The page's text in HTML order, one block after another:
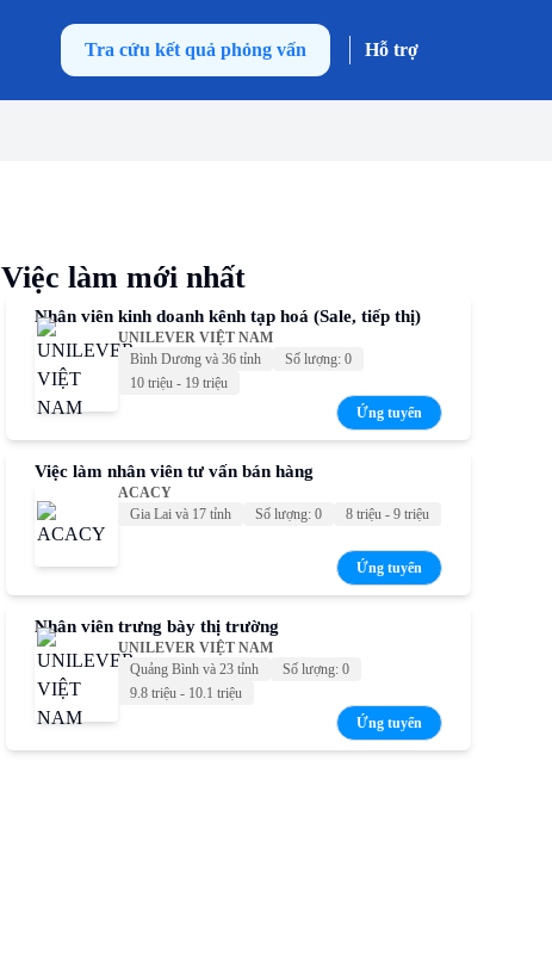
Tra cứu kết quả phỏng vấn Hỗ trợ
Việc làm mới nhất
Nhân viên kinh doanh kênh tạp hoá (Sale, tiếp thị)
UNILEVER VIỆT NAM
Bình Dương và 36 tỉnh
Số lượng: 0
10 triệu - 19 triệu
Ứng tuyển
Việc làm nhân viên tư vấn bán hàng
ACACY
Gia Lai và 17 tỉnh
Số lượng: 0 8 triệu - 9 triệu
Ứng tuyển
Nhân viên trưng bày thị trường
UNILEVER VIỆT NAM
Quảng Bình và 23 tỉnh
Số lượng: 0
9.8 triệu - 10.1 triệu
Ứng tuyển